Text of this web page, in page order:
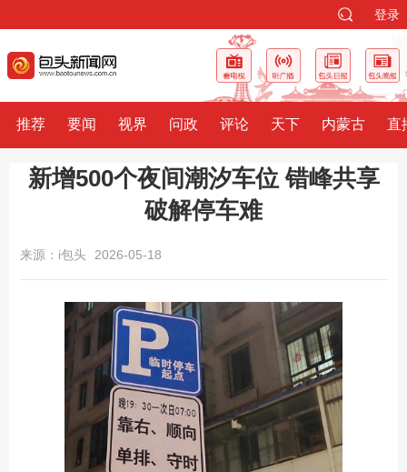
登录
推荐 要闻 视界 问政 评论 天下 内蒙古 直
新增500个夜间潮汐车位 错峰共享
破解停车难
来源：i包头 2026-05-18